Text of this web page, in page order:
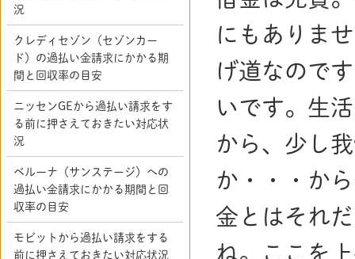
にもありま
げ道なので
いです。生
から、少し
か・・・か
金とはそれ
ね。ここを
況
クレディセゾン（セゾンカー
ド）の過払い金請求にかかる期
間と回収率の目安
ニッセンGEから過払い請求をす
る前に押さえておきたい対応状
況
ベルーナ（サンステージ）への
過払い金請求にかかる期間と回
収率の目安
モビットから過払い請求をする
前に押さえておきたい対応状況